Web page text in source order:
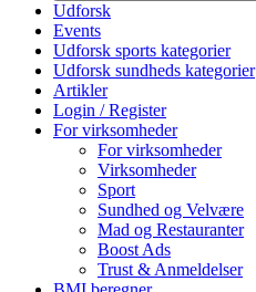
Udforsk
Events
Udforsk sports kategorier
Udforsk sundheds kategorier
Artikler
Login / Register
For virksomheder
For virksomheder
Virksomheder
Sport
Sundhed og Velvære
Mad og Restauranter
Boost Ads
Trust & Anmeldelser